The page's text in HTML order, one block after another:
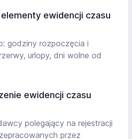
ewidencji czasu
godziny rozpoczęcia i
urlopy, dni wolne od
ewidencji czasu
polegający na rejestracji
przez